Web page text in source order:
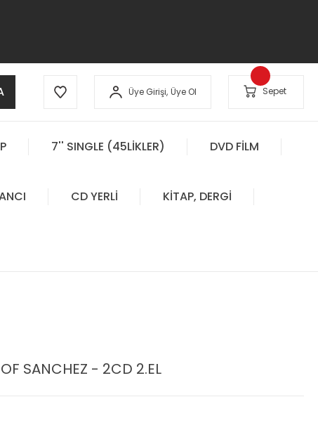
Üye Girişi, Üye Ol Sepet
7'' SINGLE (45LİKLER) DVD FİLM
CD YERLİ KİTAP, DERGİ
SANCHEZ - 2CD 2.EL